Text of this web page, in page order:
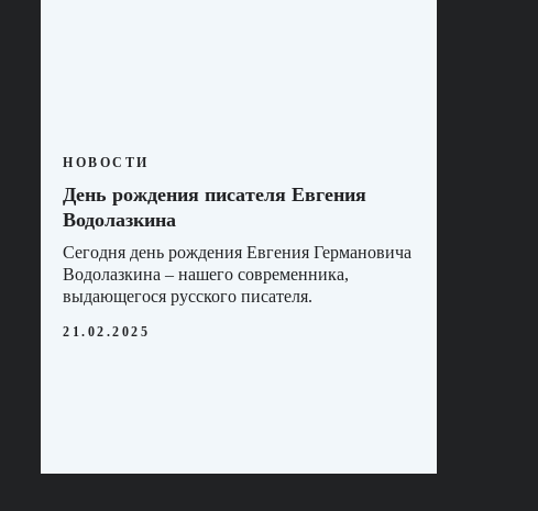
НОВОСТИ
День рождения писателя Евгения
Водолазкина
Сегодня день рождения Евгения Германовича
Водолазкина – нашего современника,
выдающегося русского писателя.
21.02.2025